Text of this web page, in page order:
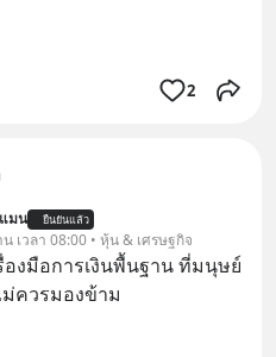
2
มน ยืนยันแล้ว
น เวลา 08:00 • หุ้น & เศรษฐกิจ
องมือการเงินพื้นฐาน ที่มนุษย์
ม่ควรมองข้าม